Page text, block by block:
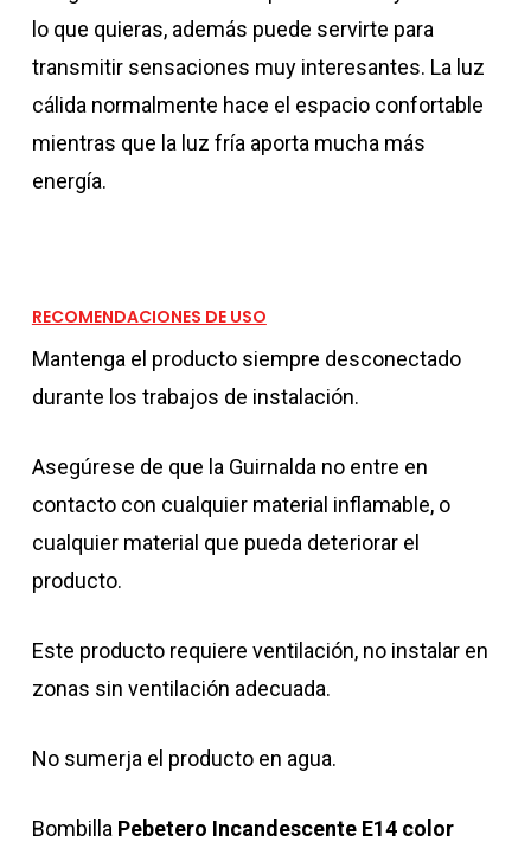
lo que quieras, además puede servirte para
transmitir sensaciones muy interesantes. La luz
cálida normalmente hace el espacio confortable
mientras que la luz fría aporta mucha más
energía.
RECOMENDACIONES DE USO
Mantenga el producto siempre desconectado
durante los trabajos de instalación.
Asegúrese de que la Guirnalda no entre en
contacto con cualquier material inflamable, o
cualquier material que pueda deteriorar el
producto.
Este producto requiere ventilación, no instalar en
zonas sin ventilación adecuada.
No sumerja el producto en agua.
Bombilla Pebetero Incandescente E14 color